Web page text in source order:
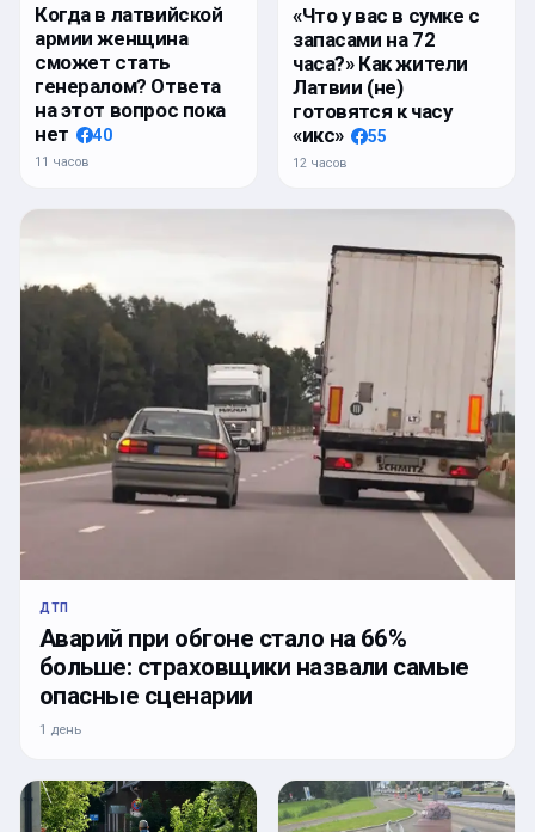
Когда в латвийской
армии женщина
сможет стать
генералом? Ответа
на этот вопрос пока
нет
40
11 часов
«Что у вас в сумке с
запасами на 72
часа?» Как жители
Латвии (не)
готовятся к часу
«икс»
55
12 часов
ДТП
Аварий при обгоне стало на 66%
больше: страховщики назвали самые
опасные сценарии
1 день